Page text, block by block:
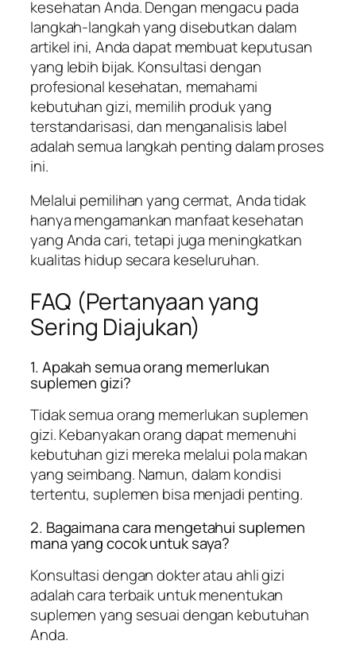
kesehatan Anda. Dengan mengacu pada
langkah-langkah yang disebutkan dalam
artikel ini, Anda dapat membuat keputusan
yang lebih bijak. Konsultasi dengan
profesional kesehatan, memahami
kebutuhan gizi, memilih produk yang
terstandarisasi, dan menganalisis label
adalah semua langkah penting dalam proses
ini.
Melalui pemilihan yang cermat, Anda tidak
hanya mengamankan manfaat kesehatan
yang Anda cari, tetapi juga meningkatkan
kualitas hidup secara keseluruhan.
FAQ (Pertanyaan yang
Sering Diajukan)
1. Apakah semua orang memerlukan
suplemen gizi?
Tidak semua orang memerlukan suplemen
gizi. Kebanyakan orang dapat memenuhi
kebutuhan gizi mereka melalui pola makan
yang seimbang. Namun, dalam kondisi
tertentu, suplemen bisa menjadi penting.
2. Bagaimana cara mengetahui suplemen
mana yang cocok untuk saya?
Konsultasi dengan dokter atau ahli gizi
adalah cara terbaik untuk menentukan
suplemen yang sesuai dengan kebutuhan
Anda.